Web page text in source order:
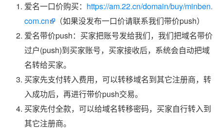
爱名一口价购买： https://am.22.cn/domain/buy/minben.
com.cn
（如果没发布一口价请联系我们带价push）
爱名带价push：买家把账号发给我们，我们把域名带价
过户(push)到买家账号，买家接收后，系统会自动把域
名转给买家。
买家先支付转入费用，可以转移域名到其它注册商，转
入成功后，再进行带价push交易。
买家先付全款，可以给域名转移密码，买家自行转入到
其它注册商。